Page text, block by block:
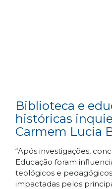
Biblioteca e
históricas
Carmem Lucia
“Após investigações,
Educação foram
teológicos e
impactadas pelos